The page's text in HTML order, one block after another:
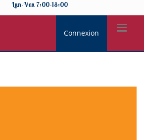
Lun-Ven 7:00-18:00
Connexion